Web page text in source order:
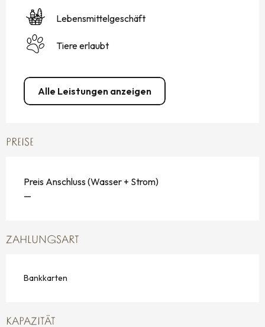
Lebensmittelgeschäft
Tiere erlaubt
Alle Leistungen anzeigen
PREISE
Preis Anschluss (Wasser + Strom)
—
ZAHLUNGSART
Bankkarten
KAPAZITÄT